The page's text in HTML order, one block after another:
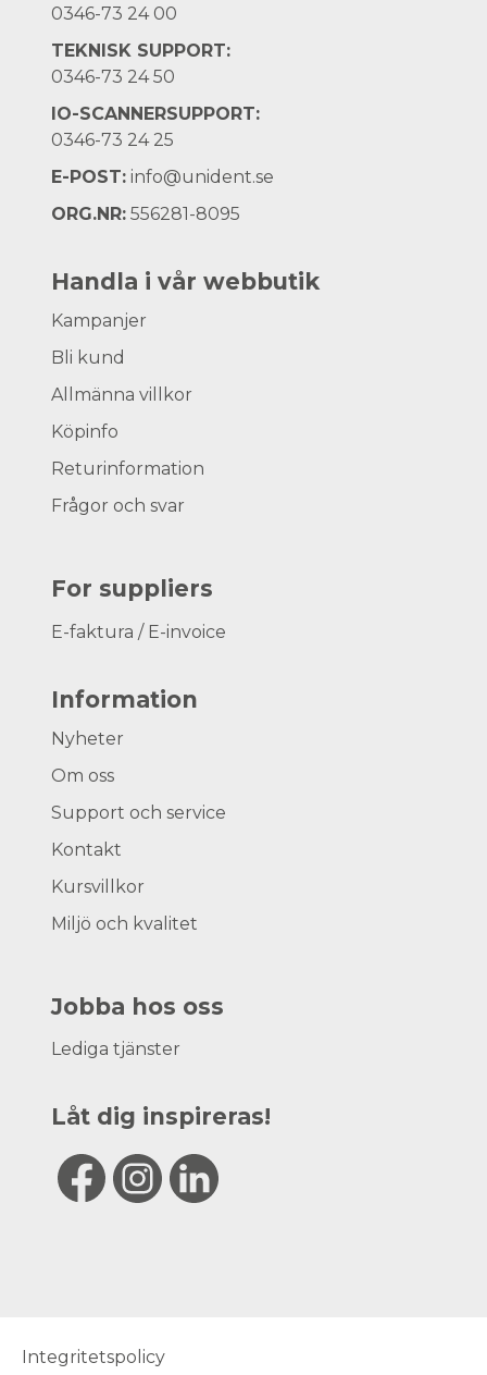
0346-73 24 00
TEKNISK SUPPORT:
0346-73 24 50
IO-SCANNERSUPPORT:
0346-73 24 25
E-POST: info@unident.se
ORG.NR: 556281-8095
Handla i vår webbutik
Kampanjer
Bli kund
Allmänna villkor
Köpinfo
Returinformation
Frågor och svar
For suppliers
E-faktura / E-invoice
Information
Nyheter
Om oss
Support och service
Kontakt
Kursvillkor
Miljö och kvalitet
Jobba hos oss
Lediga tjänster
Låt dig inspireras!
Integritetspolicy